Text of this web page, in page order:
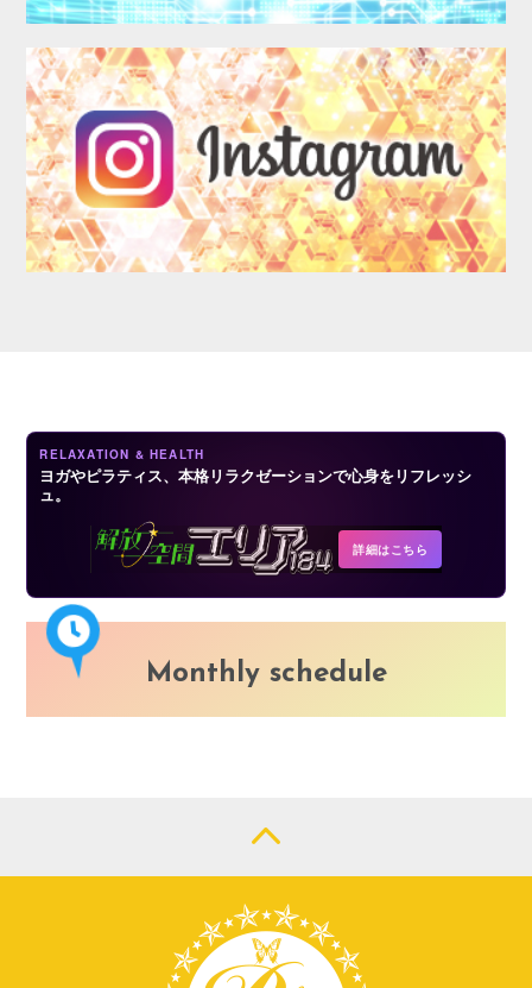
RELAXATION & HEALTH
ヨガやピラティス、本格リラクゼーションで心身をリフレッシ
ュ。
詳細はこちら
Monthly schedule